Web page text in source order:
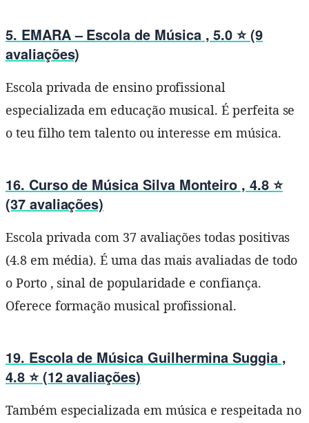
5. EMARA – Escola de Música , 5.0 ⭐ (9
avaliações)
Escola privada de ensino profissional
especializada em educação musical. É perfeita se
o teu filho tem talento ou interesse em música.
16. Curso de Música Silva Monteiro , 4.8 ⭐
(37 avaliações)
Escola privada com 37 avaliações todas positivas
(4.8 em média). É uma das mais avaliadas de todo
o Porto , sinal de popularidade e confiança.
Oferece formação musical profissional.
19. Escola de Música Guilhermina Suggia ,
4.8 ⭐ (12 avaliações)
Também especializada em música e respeitada no